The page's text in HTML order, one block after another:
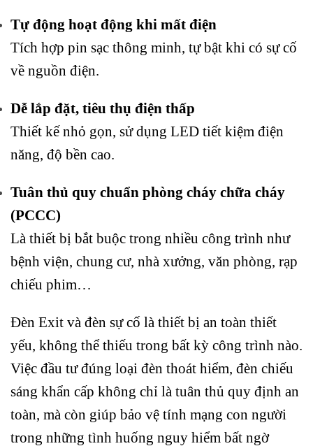
Tự động hoạt động khi mất điện
Tích hợp pin sạc thông minh, tự bật khi có sự cố
về nguồn điện.
Dễ lắp đặt, tiêu thụ điện thấp
Thiết kế nhỏ gọn, sử dụng LED tiết kiệm điện
năng, độ bền cao.
Tuân thủ quy chuẩn phòng cháy chữa cháy
(PCCC)
Là thiết bị bắt buộc trong nhiều công trình như
bệnh viện, chung cư, nhà xưởng, văn phòng, rạp
chiếu phim…
Đèn Exit và đèn sự cố là thiết bị an toàn thiết
yếu, không thể thiếu trong bất kỳ công trình nào.
Việc đầu tư đúng loại đèn thoát hiểm, đèn chiếu
sáng khẩn cấp không chỉ là tuân thủ quy định an
toàn, mà còn giúp bảo vệ tính mạng con người
trong những tình huống nguy hiểm bất ngờ